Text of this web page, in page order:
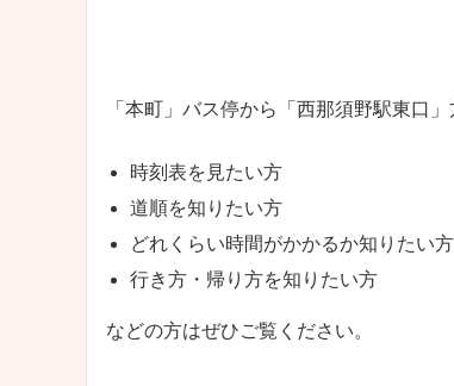
「本町」バス停から「西那須野駅東口
時刻表を見たい方
道順を知りたい方
どれくらい時間がかかるか知りたい方
行き方・帰り方を知りたい方
などの方はぜひご覧ください。